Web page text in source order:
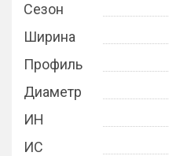
Сезон
Ширина
Профиль
Диаметр
ИН
ИС